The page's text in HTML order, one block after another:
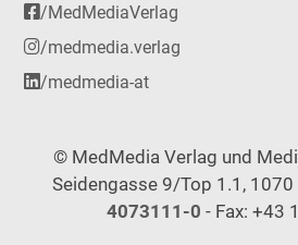
/MedMediaVerlag
/medmedia.verlag
/medmedia-at
© MedMedia Verlag und
Seidengasse 9/Top 1.1, 1070
4073111-0 - Fax: +43